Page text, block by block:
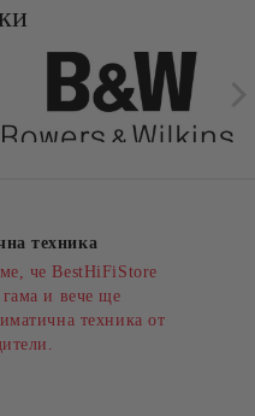
техника
че BestHiFiStore
гама и вече ще
техника от